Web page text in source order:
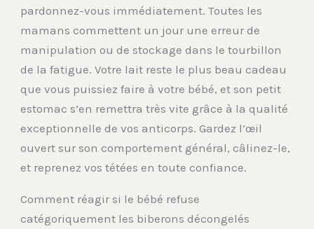
pardonnez-vous immédiatement. Toutes les
mamans commettent un jour une erreur de
manipulation ou de stockage dans le tourbillon
de la fatigue. Votre lait reste le plus beau cadeau
que vous puissiez faire à votre bébé, et son petit
estomac s’en remettra très vite grâce à la qualité
exceptionnelle de vos anticorps. Gardez l’œil
ouvert sur son comportement général, câlinez-le,
et reprenez vos tétées en toute confiance.
Comment réagir si le bébé refuse
catégoriquement les biberons décongelés